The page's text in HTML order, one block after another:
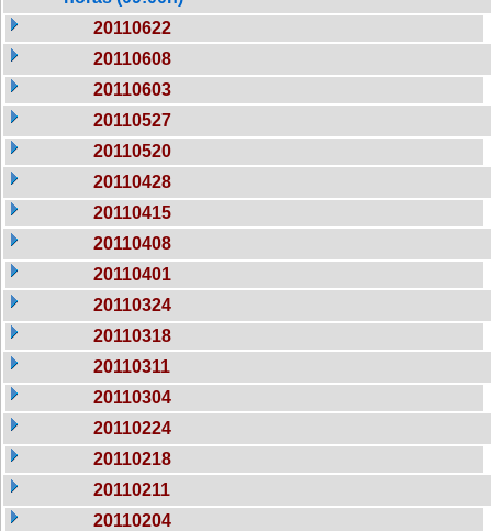
20110622
20110608
20110603
20110527
20110520
20110428
20110415
20110408
20110401
20110324
20110318
20110311
20110304
20110224
20110218
20110211
20110204